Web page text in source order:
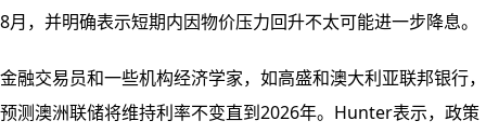
8月，并明确表示短期内因物价压力回升不太可能进一步降息。
金融交易员和一些机构经济学家，如高盛和澳大利亚联邦银行，
预测澳洲联储将维持利率不变直到2026年。Hunter表示，政策